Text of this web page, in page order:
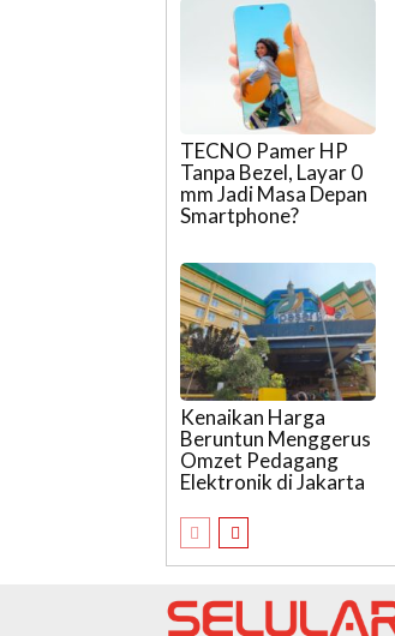
TECNO Pamer HP
Tanpa Bezel, Layar 0
mm Jadi Masa Depan
Smartphone?
Kenaikan Harga
Beruntun Menggerus
Omzet Pedagang
Elektronik di Jakarta